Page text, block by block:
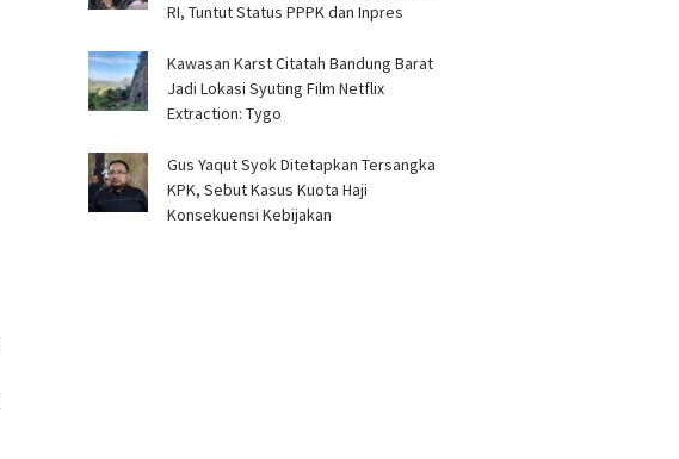
RI, Tuntut Status PPPK dan Inpres
Kawasan Karst Citatah Bandung Barat
Jadi Lokasi Syuting Film Netflix
Extraction: Tygo
Gus Yaqut Syok Ditetapkan Tersangka
KPK, Sebut Kasus Kuota Haji
Konsekuensi Kebijakan